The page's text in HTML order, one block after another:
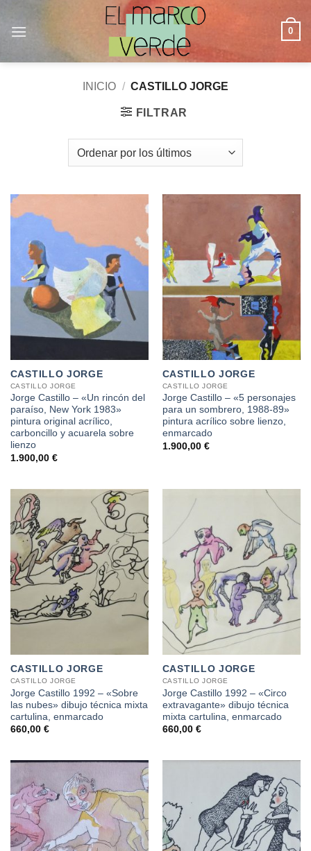
0
INICIO / CASTILLO JORGE
FILTRAR
CASTILLO JORGE
CASTILLO JORGE
Jorge Castillo – «Un rincón del
paraíso, New York 1983»
pintura original acrílico,
carboncillo y acuarela sobre
lienzo
1.900,00 €
CASTILLO JORGE
CASTILLO JORGE
Jorge Castillo – «5 personajes
para un sombrero, 1988-89»
pintura acrílico sobre lienzo,
enmarcado
1.900,00 €
CASTILLO JORGE
CASTILLO JORGE
Jorge Castillo 1992 – «Sobre
las nubes» dibujo técnica mixta
cartulina, enmarcado
660,00 €
CASTILLO JORGE
CASTILLO JORGE
Jorge Castillo 1992 – «Circo
extravagante» dibujo técnica
mixta cartulina, enmarcado
660,00 €